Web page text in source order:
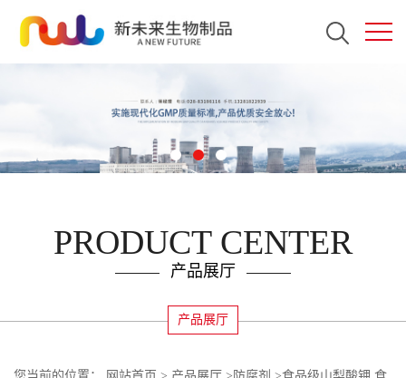
PRODUCT CENTER
产品展厅
产品展厅